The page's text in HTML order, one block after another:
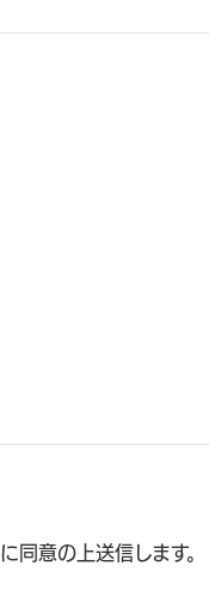
に同意の上送信します。